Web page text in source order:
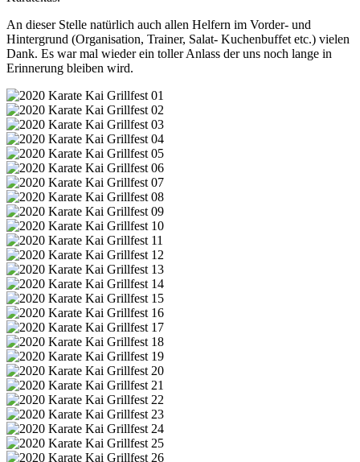
An dieser Stelle natürlich auch allen Helfern im Vorder- und
Hintergrund (Organisation, Trainer, Salat- Kuchenbuffet etc.) vielen
Dank. Es war mal wieder ein toller Anlass der uns noch lange in
Erinnerung bleiben wird.